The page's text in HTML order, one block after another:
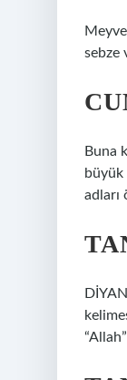
sebze
Buna
büyük
adları